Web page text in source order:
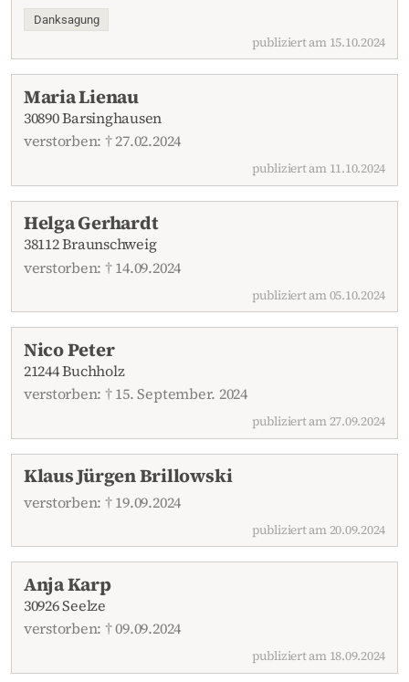
Danksagung
publiziert am 15.10.2024
Maria Lienau
30890 Barsinghausen
verstorben: † 27.02.2024
publiziert am 11.10.2024
Helga Gerhardt
38112 Braunschweig
verstorben: † 14.09.2024
publiziert am 05.10.2024
Nico Peter
21244 Buchholz
verstorben: † 15. September. 2024
publiziert am 27.09.2024
Klaus Jürgen Brillowski
verstorben: † 19.09.2024
publiziert am 20.09.2024
Anja Karp
30926 Seelze
verstorben: † 09.09.2024
publiziert am 18.09.2024